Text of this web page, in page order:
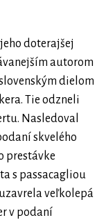
doterajšej
autorom
dielom
Tie odzneli
Nasledoval
skvelého
prestávke
s passacagliou
veľkolepá
v podaní